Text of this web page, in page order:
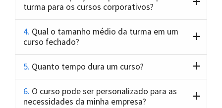
turma para os cursos corporativos?
4. Qual o tamanho médio da turma em um
curso fechado?
5. Quanto tempo dura um curso?
6. O curso pode ser personalizado para as
necessidades da minha empresa?